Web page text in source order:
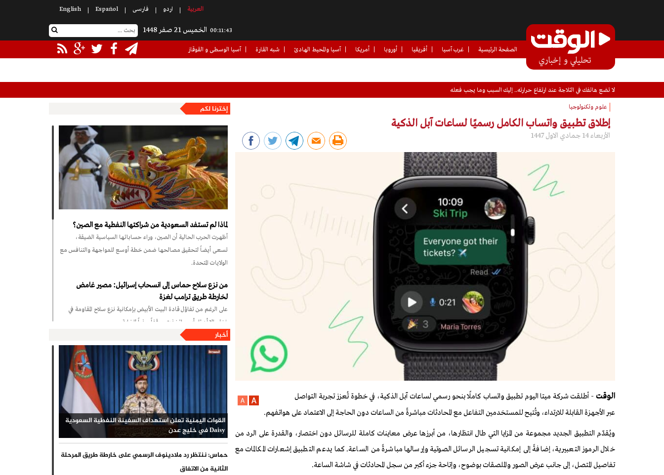
العربیة اردو فارسی Español
English
00:11:44 الخميس 21 صفر 1448
الصفحة الرئيسية غرب آسيا أفريقيا أوروبا أمريكا آسيا والمحيط الهادئ شبه القارة آسيا الوسطى و القوقاز
حزب في الحكومة الإسبانية يشكك في استضافة كأس العالم 2030 بالاشتراك مع المغرب بعد أزمة الهجرة
إخترنا لكم
لماذا لم تستفد السعودية من شراكتها النفطية مع الصين؟
أظهرت الحرب الحالية أن الصين، وراء حساباتها السياسية الضيقة،
تسعى أيضاً لتحقيق مصالحها ضمن خطة أوسع للمواجهة والتنافس مع
الولايات المتحدة.
من نزع سلاح حماس إلى انسحاب إسرائيل: مصير غامض
لخارطة طريق ترامب لغزة
على الرغم من تفاؤل قادة البيت الأبيض بإمكانية نزع سلاح المقاومة في
غزة، إلا أن تل أبيب اتخذت موقفاً حذراً للغاية.
هل يُعدُّ التعاطي الإيراني مع طالبان تسليماً باحتكار السلطة
عرقياً في أفغانستان؟
الوقت - لقد استحالت أفغانستان مجدداً إلى مسرحٍ تتزاحم فيه القوى
العالمية؛ بيد أن طهران، التي استوعبت قواعد هذه اللعبة جيداً، تسعى
جاهدةً، من خلال الإبقاء على قنوات التعاطي مع طالبان، للحيلولة دون
تحوّل الساحة الأفغانية إلى جبهة استنزاف جديدة تُهدد مصالحها.
مكانة الهند المتنامية في الصناعة العسكرية الإسرائيلية: من
مشترٍ للأسلحة إلى شريك استراتيجي
الوقت - في حين يطالب الرأي العام العالمي ومنظمات حقوق الإنسان
بوقف تسليح آلة الحرب التابعة للكيان بسبب جرائمه في غزة ومناطق
أخبار
القوات اليمنية تعلن استهداف السفينة النفطية السعودية
Daisy في خليج عدن
حماس: ننتظر رد ملادينوف الرسمي على خارطة طريق المرحلة
الثانية من الاتفاق
علوم وتكنولوجيا
إطلاق تطبيق واتساب الكامل رسميًا لساعات آبل الذكية
الأربعاء 14 جمادي الاول 1447
الوقت - أطلقت شركة ميتا اليوم تطبيق واتساب كاملًا بنحو رسمي لساعات آبل الذكية، في خطوة تُعزز تجربة التواصل
عبر الأجهزة القابلة للارتداء، وتُتيح للمستخدمين التفاعل مع المحادثات مباشرةً من الساعات دون الحاجة إلى الاعتماد على هواتفهم.
ويُقدّم التطبيق الجديد مجموعة من المزايا التي طال انتظارها، من أبرزها عرض معاينات كاملة للرسائل دون اختصار، والقدرة على الرد من
خلال الرموز التعبيرية، إضافةً إلى إمكانية تسجيل الرسائل الصوتية وإرسالها مباشرةً من الساعة. كما يدعم التطبيق إشعارات المكالمات مع
تفاصيل المتصل، إلى جانب عرض الصور والملصقات بوضوح، وإتاحة جزء أكبر من سجل المحادثات في شاشة الساعة.